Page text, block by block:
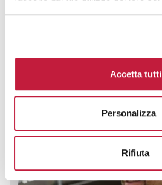
Accetta tutti
Personalizza
Rifiuta
Colori disponibili